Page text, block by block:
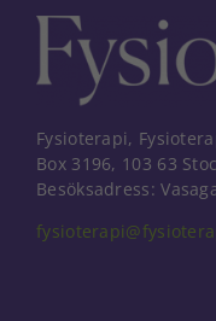
Fysioterapi,
Box 3196, 103 63
Besöksadress: